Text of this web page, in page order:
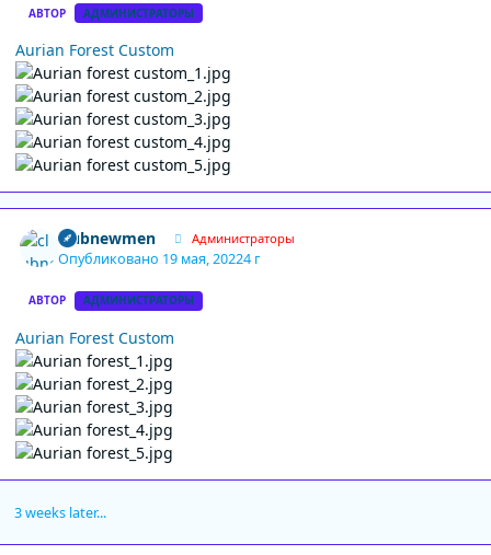
АВТОР АДМИНИСТРАТОРЫ
Aurian Forest Custom
clubnewmen Администраторы
Опубликовано 19 мая, 20224 г
АВТОР АДМИНИСТРАТОРЫ
Aurian Forest Custom
3 weeks later...